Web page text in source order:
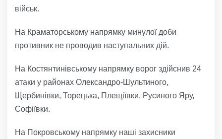
військ.
На Краматорському напрямку минулої доби
противник не проводив наступальних дій.
На Костянтинівському напрямку ворог здійснив 24
атаки у районах Олександро-Шультиного,
Щербинівки, Торецька, Плещіївки, Русиного Яру,
Софіївки.
На Покровському напрямку наші захисники